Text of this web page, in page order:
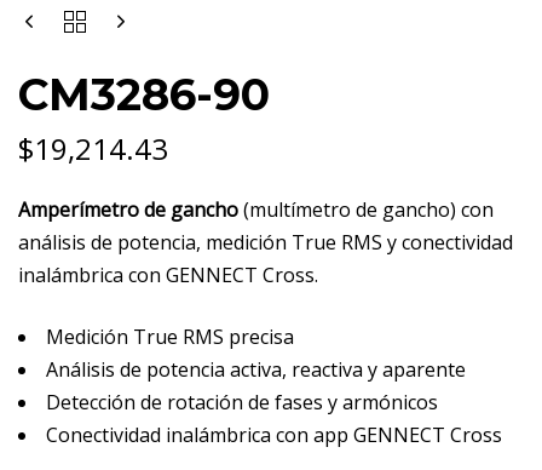
CM3286-90
$19,214.43
Amperímetro de gancho(multímetro de gancho) con
análisis de potencia, medición True RMS y conectividad
inalámbrica con GENNECT Cross.
Medición True RMS precisa
Análisis de potencia activa, reactiva y aparente
Detección de rotación de fases y armónicos
Conectividad inalámbrica con app GENNECT Cross
CM3286-